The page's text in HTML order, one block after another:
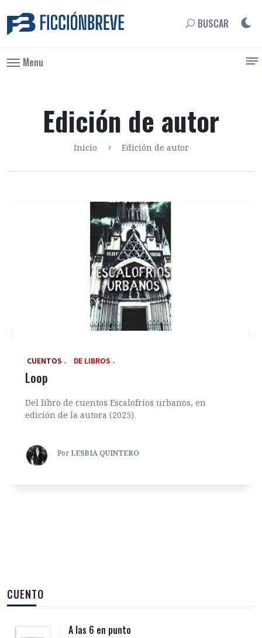
BUSCAR
Menu
Edición de autor
Inicio Edición de autor
‎ CUENTOS DE LIBROS
Loop
Del libro de cuentos Escalofríos urbanos, en
edición de la autora (2025).
Por LESBIA QUINTERO
CUENTO
A las 6 en punto